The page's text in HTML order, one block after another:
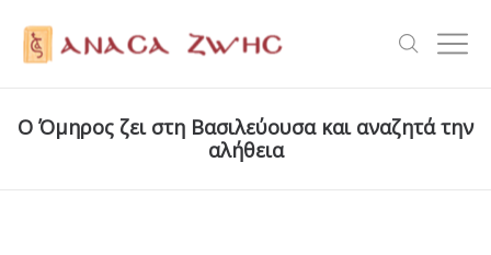
Ο Όμηρος ζει στη Βασιλεύουσα και αναζητά την
αλήθεια